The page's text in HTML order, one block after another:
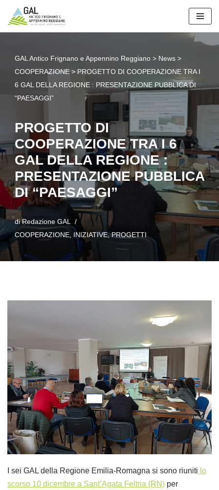
Vai
GAL Antico Frignano e Appennino Reggiano > News >
COOPERAZIONE> PROGETTO DI COOPERAZIONE TRA I
6 GAL DELLA REGIONE : PRESENTAZIONE PUBBLICA DI
“PAESAGGI”
PROGETTO DI
COOPERAZIONE TRA I 6
GAL DELLA REGIONE :
PRESENTAZIONE PUBBLICA
DI “PAESAGGI”
diRedazione GAL
COOPERAZIONE INIZIATIVE,PROGETTI
I sei GAL della Regione Emilia-Romagna si sono riuniti lo
scorso 10 dicembre a Sant’Agata Feltria (RN) per